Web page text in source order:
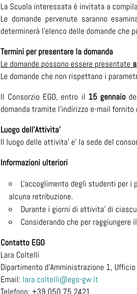
La Scuola interessata è invitata a
Le domande pervenute saranno
determinerà l’elenco delle domande che
Termini per presentare la domanda
Le domande possono essere presentate
Le domande che non rispettano i
Il Consorzio EGO, entro il 15 gennaio
domanda tramite l’indirizzo e-mail fornito
Luogo dell'Attivita'
Il luogo delle attivita' e' la sede del
Informazioni ulteriori
L'accoglimento degli studenti per i
alcuna retribuzione.
Durante i giorni di attivita' di
Considerando che per
Contatto EGO
Lara Coltelli
Dipartimento d'Amministrazione 1, Ufficio
Email: lara.coltelli@ego-gw.it
Telefono: +39 050 75 2421